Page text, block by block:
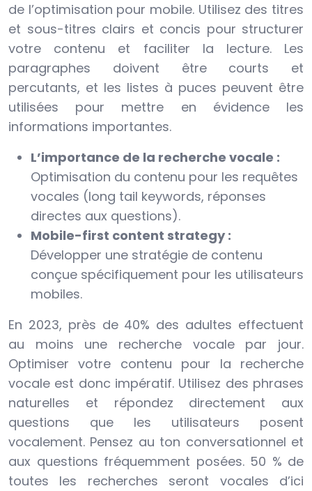
de l’optimisation pour mobile. Utilisez des titres
et sous-titres clairs et concis pour structurer
votre contenu et faciliter la lecture. Les
paragraphes doivent être courts et
percutants, et les listes à puces peuvent être
utilisées pour mettre en évidence les
informations importantes.
L’importance de la recherche vocale :
Optimisation du contenu pour les requêtes
vocales (long tail keywords, réponses
directes aux questions).
Mobile-first content strategy :
Développer une stratégie de contenu
conçue spécifiquement pour les utilisateurs
mobiles.
En 2023, près de 40% des adultes effectuent
au moins une recherche vocale par jour.
Optimiser votre contenu pour la recherche
vocale est donc impératif. Utilisez des phrases
naturelles et répondez directement aux
questions que les utilisateurs posent
vocalement. Pensez au ton conversationnel et
aux questions fréquemment posées. 50 % de
toutes les recherches seront vocales d’ici